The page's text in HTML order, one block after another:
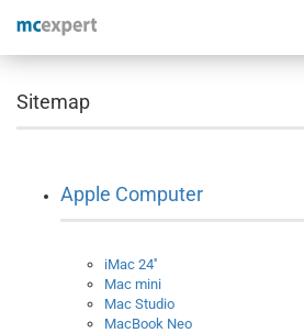
Sitemap
Apple Computer
iMac 24''
Mac mini
Mac Studio
MacBook Neo